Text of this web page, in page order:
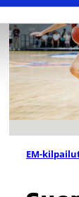
EM-